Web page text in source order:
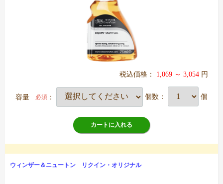
税込価格： 1,069 ～ 3,054 円
容量 必須 ： 個数： 個
カートに入れる
ウィンザー＆ニュートン リクイン・オリジナル